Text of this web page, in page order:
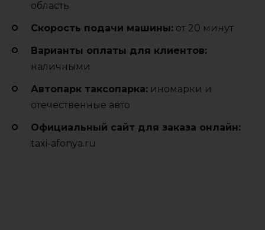
область
Cкорость подачи машины: от 20 минут
Варианты оплаты для клиентов:
наличными
Автопарк таксопарка: иномарки и
отечественные авто
Официальный сайт для заказа онлайн:
taxi-afonya.ru